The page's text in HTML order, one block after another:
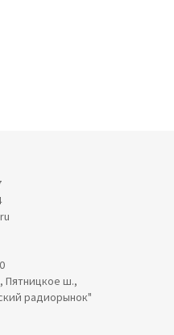
Пятницкое ш.,
радиорынок"